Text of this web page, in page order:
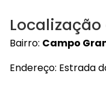
Bairro: Campo
Endereço: Estrada